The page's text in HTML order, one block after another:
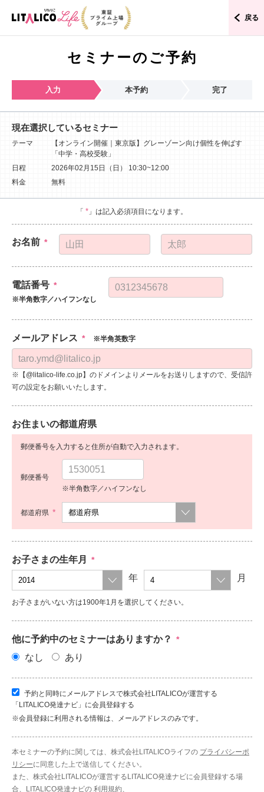
戻る
セミナーのご予約
入力 本予約 完了
現在選択しているセミナー
テーマ
【オンライン開催｜東京版】グレーゾーン向け個性を伸ばす
「中学・高校受験」
日程
2026年02月15日（日） 10:30~12:00
料金
無料
「 * 」は記入必須項目になります。
お名前 *
電話番号 *
※半角数字／ハイフンなし
メールアドレス * ※半角英数字
※【@litalico-life.co.jp】のドメインよりメールをお送りしますので、受信許
可の設定をお願いいたします。
お住まいの都道府県
郵便番号を入力すると住所が自動で入力されます。
郵便番号
※半角数字／ハイフンなし
都道府県 *
お子さまの生年月 *
年 月
お子さまがいない方は1900年1月を選択してください。
他に予約中のセミナーはありますか？ *
なし あり
予約と同時にメールアドレスで株式会社LITALICOが運営する
「LITALICO発達ナビ」に会員登録する
※会員登録に利用される情報は、メールアドレスのみです。
本セミナーの予約に関しては、株式会社LITALICOライフの プライバシーポ
リシーに同意した上で送信してください。
また、株式会社LITALICOが運営するLITALICO発達ナビに会員登録する場
合、LITALICO発達ナビの 利用規約、